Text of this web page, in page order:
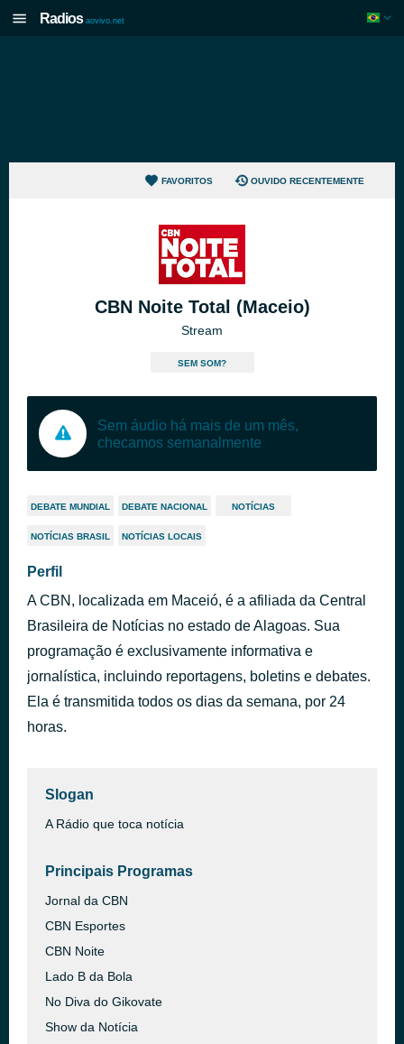
Radios aovivo.net
FAVORITOS OUVIDO RECENTEMENTE
CBN Noite Total (Maceio)
Stream
SEM SOM?
Sem áudio há mais de um mês,
checamos semanalmente
DEBATE MUNDIAL DEBATE NACIONAL NOTÍCIAS
NOTÍCIAS BRASIL NOTÍCIAS LOCAIS
Perfil
A CBN, localizada em Maceió, é a afiliada da Central
Brasileira de Notícias no estado de Alagoas. Sua
programação é exclusivamente informativa e
jornalística, incluindo reportagens, boletins e debates.
Ela é transmitida todos os dias da semana, por 24
horas.
Slogan
A Rádio que toca notícia
Principais Programas
Jornal da CBN
CBN Esportes
CBN Noite
Lado B da Bola
No Diva do Gikovate
Show da Notícia